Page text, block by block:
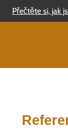
Přečtěte si, jak